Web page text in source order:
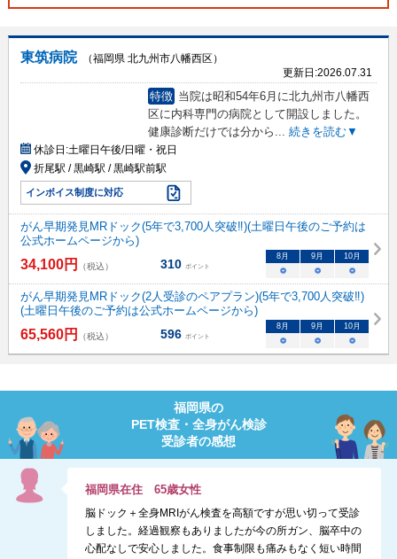
東筑病院
（福岡県 北九州市八幡西区）
更新日:2026.07.31
特徴 当院は昭和54年6月に北九州市八幡西
区に内科専門の病院として開設しました。
健康診断だけでは分から ... 続きを読む▼
休診日:土曜日午後/日曜・祝日
折尾駅 / 黒崎駅 / 黒崎駅前駅
インボイス制度に対応
がん早期発見MRドック(5年で3,700人突破‼)(土曜日午後のご予約は
公式ホームページから)
34,100円 （税込） 310 ポイント
8月 9月 10月
○ ○ ○
がん早期発見MRドック(2人受診のペアプラン)(5年で3,700人突破‼)
(土曜日午後のご予約は公式ホームページから)
65,560円 （税込） 596 ポイント
8月 9月 10月
○ ○ ○
福岡県の
PET検査・全身がん検診
受診者の感想
福岡県在住65歳女性
脳ドック＋全身MRIがん検査を高額ですが思い切って受診
しました。経過観察もありましたが今の所ガン、脳卒中の
心配なしで安心しました。食事制限も痛みもなく短い時間